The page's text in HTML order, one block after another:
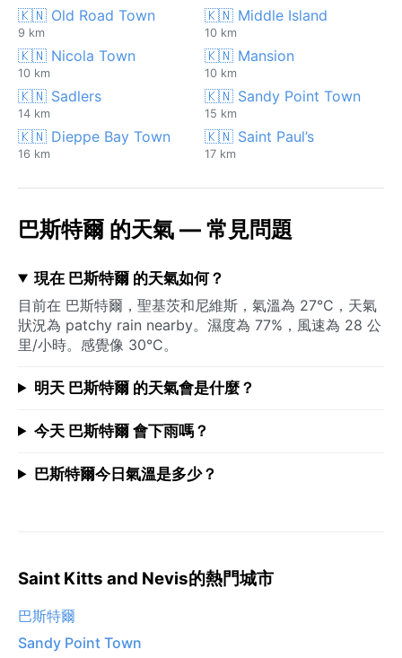
🇰🇳 Old Road Town
9 km
🇰🇳 Middle Island
10 km
🇰🇳 Nicola Town
10 km
🇰🇳 Mansion
10 km
🇰🇳 Sadlers
14 km
🇰🇳 Sandy Point Town
15 km
🇰🇳 Dieppe Bay Town
16 km
🇰🇳 Saint Paul’s
17 km
巴斯特爾 的天氣 — 常見問題
現在 巴斯特爾 的天氣如何？
目前在 巴斯特爾，聖基茨和尼維斯，氣溫為 27°C，天氣
狀況為 patchy rain nearby。濕度為 77%，風速為 28 公
里/小時。感覺像 30°C。
明天 巴斯特爾 的天氣會是什麼？
今天 巴斯特爾 會下雨嗎？
巴斯特爾今日氣溫是多少？
Saint Kitts and Nevis的熱門城市
巴斯特爾
Sandy Point Town